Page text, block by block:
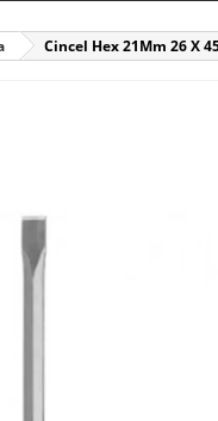
Cincel Hex 21Mm 26 X